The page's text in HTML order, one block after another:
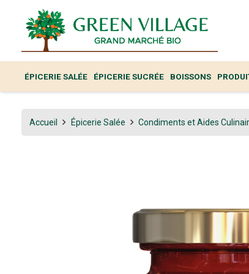
ÉPICERIE SALÉE ÉPICERIE SUCRÉE BOISSONS
Accueil Épicerie Salée Condiments et Aides